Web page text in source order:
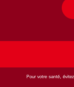
Pour votre santé,